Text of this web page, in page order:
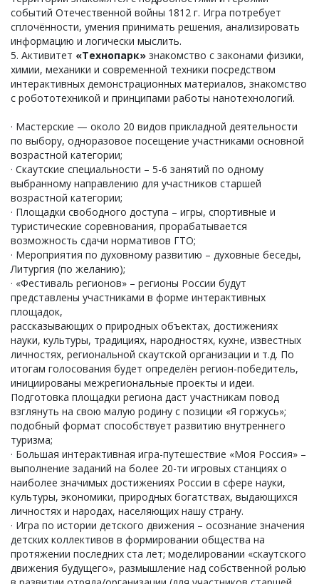
событий Отечественной войны 1812 г. Игра потребует
сплочённости, умения принимать решения, анализировать
информацию и логически мыслить.
5. Активитет «Технопарк» знакомство с законами физики,
химии, механики и современной техники посредством
интерактивных демонстрационных материалов, знакомство
с робототехникой и принципами работы нанотехнологий.
· Мастерские — около 20 видов прикладной деятельности
по выбору, одноразовое посещение участниками основной
возрастной категории;
· Скаутские специальности – 5-6 занятий по одному
выбранному направлению для участников старшей
возрастной категории;
· Площадки свободного доступа – игры, спортивные и
туристические соревнования, прорабатывается
возможность сдачи нормативов ГТО;
· Мероприятия по духовному развитию – духовные беседы,
Литургия (по желанию);
· «Фестиваль регионов» – регионы России будут
представлены участниками в форме интерактивных
площадок,
рассказывающих о природных объектах, достижениях
науки, культуры, традициях, народностях, кухне, известных
личностях, региональной скаутской организации и т.д. По
итогам голосования будет определён регион-победитель,
инициированы межрегиональные проекты и идеи.
Подготовка площадки региона даст участникам повод
взглянуть на свою малую родину с позиции «Я горжусь»;
подобный формат способствует развитию внутреннего
туризма;
· Большая интерактивная игра-путешествие «Моя Россия» –
выполнение заданий на более 20-ти игровых станциях о
наиболее значимых достижениях России в сфере науки,
культуры, экономики, природных богатствах, выдающихся
личностях и народах, населяющих нашу страну.
· Игра по истории детского движения – осознание значения
детских коллективов в формировании общества на
протяжении последних ста лет; моделировании «скаутского
движения будущего», размышление над собственной ролью